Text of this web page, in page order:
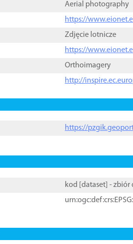
Aerial photography
https://
Zdjęcie lotnicze
https://
Orthoimagery
http://
https://
kod [ dataset ] -